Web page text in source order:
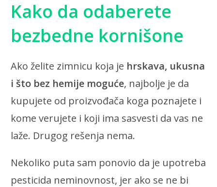
Kako da odaberete
bezbedne kornišone
Ako želite zimnicu koja je hrskava, ukusna
i što bez hemije moguće, najbolje je da
kupujete od proizvođača koga poznajete i
kome verujete i koji ima sasvesti da vas ne
laže. Drugog rešenja nema.
Nekoliko puta sam ponovio da je upotreba
pesticida neminovnost, jer ako se ne bi